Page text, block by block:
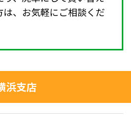
、お気軽にご相談くだ
浜支店